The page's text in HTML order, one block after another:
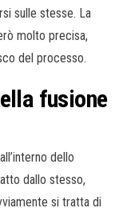
sulle stesse. La
molto precisa,
del processo.
fusione
dello
dallo stesso,
si tratta di